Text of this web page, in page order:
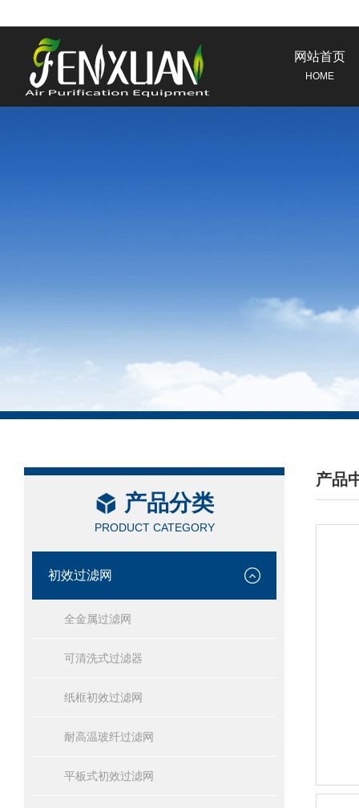
网站首页
HOME
产品分类
PRODUCT CATEGORY
初效过滤网
全金属过滤网
可清洗式过滤器
纸框初效过滤网
耐高温玻纤过滤网
平板式初效过滤网
产品
/